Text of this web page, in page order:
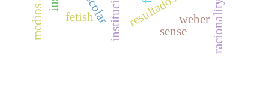
racionality
weber
fetish
sense